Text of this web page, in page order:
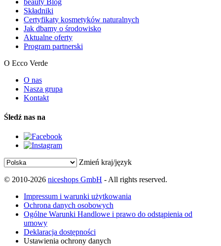
Składniki
Certyfikaty kosmetyków naturalnych
Jak dbamy o środowisko
Aktualne oferty
Program partnerski
O Ecco Verde
O nas
Nasza grupa
Kontakt
Śledź nas na
Zmień kraj/język
© 2010-2026 niceshops GmbH - All rights reserved.
Impressum i warunki użytkowania
Ochrona danych osobowych
Ogólne Warunki Handlowe i prawo do odstąpienia od
umowy
Deklaracja dostępności
Ustawienia ochrony danych